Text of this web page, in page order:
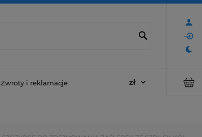
Zwroty i reklamacje